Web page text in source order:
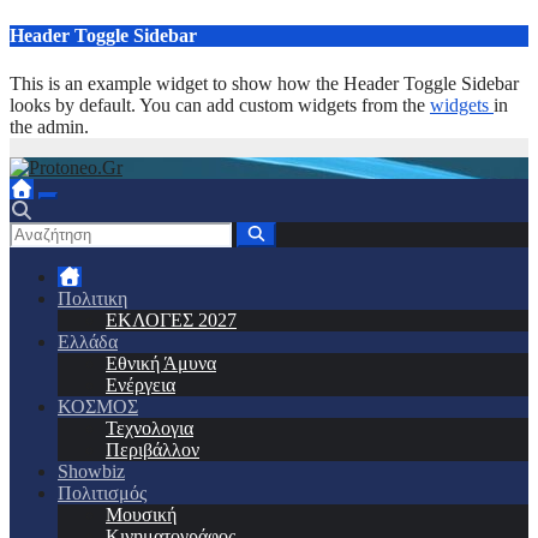
Μετάβαση
περιεχόμενο
Header Toggle Sidebar
This is an example widget to show how the Header Toggle Sidebar
looks by default. You can add custom widgets from the widgets in
the admin.
Πολιτικη
ΕΚΛΟΓΕΣ 2027
Ελλάδα
Εθνική Άμυνα
Ενέργεια
ΚΟΣΜΟΣ
Τεχνολογια
Περιβάλλον
Showbiz
Πολιτισμός
Μουσική